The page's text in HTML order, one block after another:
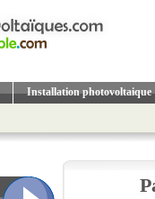
Installation photovoltaique